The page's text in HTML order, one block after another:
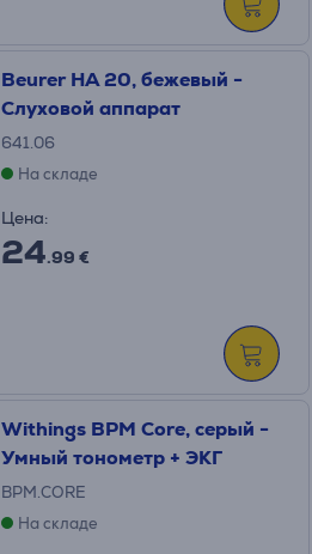
Beurer HA 20, бежевый -
Слуховой аппарат
641.06
На складе
Цена:
24.99 €
Withings BPM Core, серый -
Умный тонометр + ЭКГ
BPM.CORE
На складе